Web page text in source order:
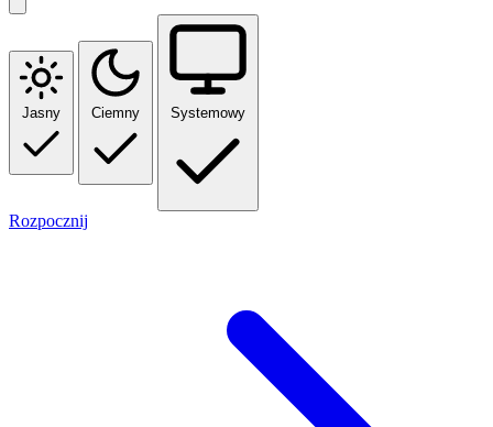
Jasny Ciemny Systemowy
Rozpocznij